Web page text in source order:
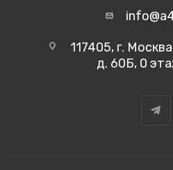
117405, г.
д. 60Б, 0